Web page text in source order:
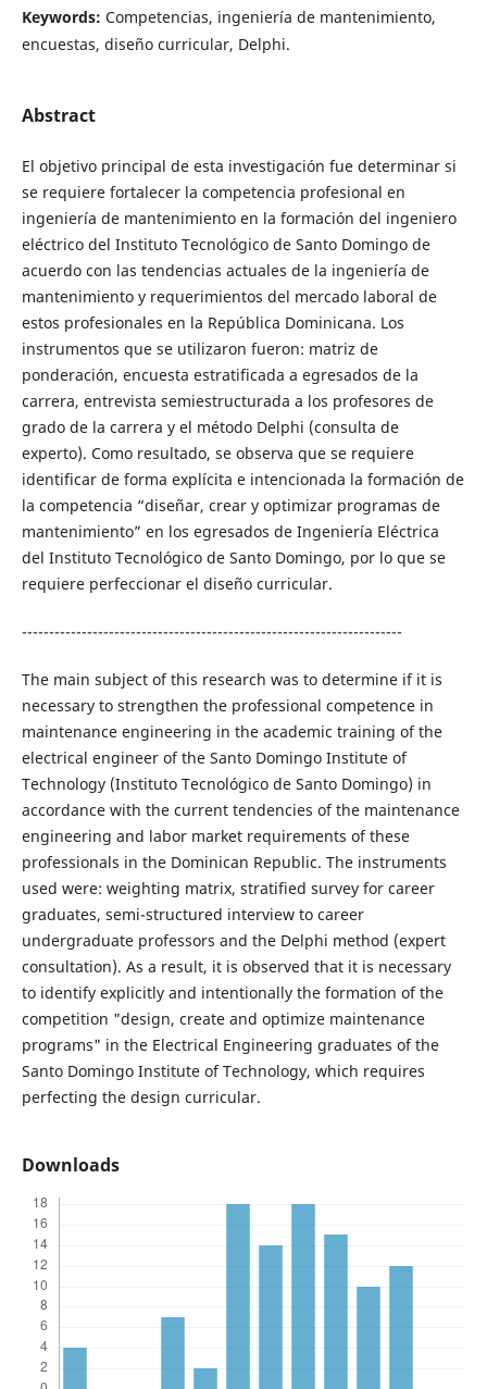
Keywords: Competencias, ingeniería de mantenimiento,
encuestas, diseño curricular, Delphi.
Abstract
El objetivo principal de esta investigación fue determinar si
se requiere fortalecer la competencia profesional en
ingeniería de mantenimiento en la formación del ingeniero
eléctrico del Instituto Tecnológico de Santo Domingo de
acuerdo con las tendencias actuales de la ingeniería de
mantenimiento y requerimientos del mercado laboral de
estos profesionales en la República Dominicana. Los
instrumentos que se utilizaron fueron: matriz de
ponderación, encuesta estratificada a egresados de la
carrera, entrevista semiestructurada a los profesores de
grado de la carrera y el método Delphi (consulta de
experto). Como resultado, se observa que se requiere
identificar de forma explícita e intencionada la formación de
la competencia “diseñar, crear y optimizar programas de
mantenimiento” en los egresados de Ingeniería Eléctrica
del Instituto Tecnológico de Santo Domingo, por lo que se
requiere perfeccionar el diseño curricular.
----------------------------------------------------------------------
The main subject of this research was to determine if it is
necessary to strengthen the professional competence in
maintenance engineering in the academic training of the
electrical engineer of the Santo Domingo Institute of
Technology (Instituto Tecnológico de Santo Domingo) in
accordance with the current tendencies of the maintenance
engineering and labor market requirements of these
professionals in the Dominican Republic. The instruments
used were: weighting matrix, stratified survey for career
graduates, semi-structured interview to career
undergraduate professors and the Delphi method (expert
consultation). As a result, it is observed that it is necessary
to identify explicitly and intentionally the formation of the
competition "design, create and optimize maintenance
programs" in the Electrical Engineering graduates of the
Santo Domingo Institute of Technology, which requires
perfecting the design curricular.
Downloads